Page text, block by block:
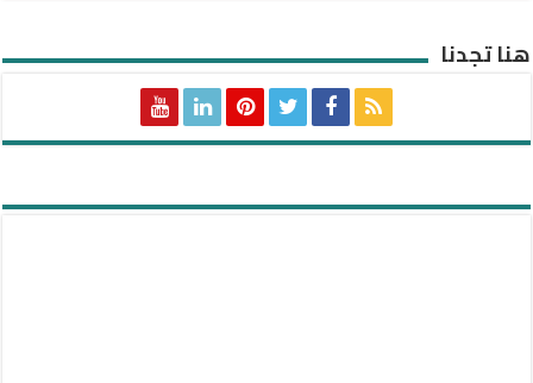
هنا تجدنا